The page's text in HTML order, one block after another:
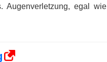
Augenverletzung, egal wie